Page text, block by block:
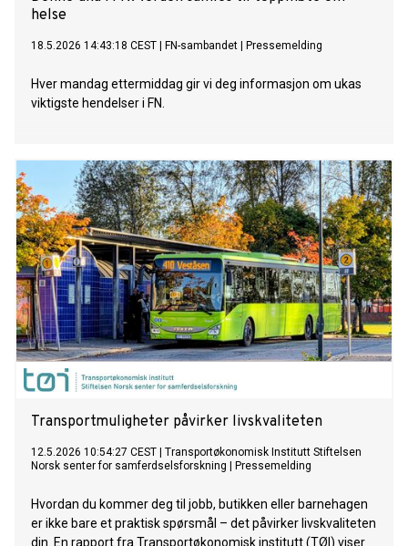
helse
18.5.2026 14:43:18 CEST FN-sambandet Pressemelding
Hver mandag ettermiddag gir vi deg informasjon om ukas
viktigste hendelser i FN.
Transportmuligheter påvirker livskvaliteten
12.5.2026 10:54:27 CEST
Transportøkonomisk Institutt Stiftelsen
Norsk senter for samferdselsforskning
Pressemelding
Hvordan du kommer deg til jobb, butikken eller barnehagen
er ikke bare et praktisk spørsmål – det påvirker livskvaliteten
din. En rapport fra Transportøkonomisk institutt (TØI) viser